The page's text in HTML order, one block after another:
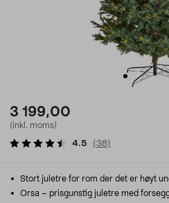
3 199,00
(inkl. moms)
4.5 (38)
Stort juletre for rom der det er høyt
Orsa – prisgunstig juletre med